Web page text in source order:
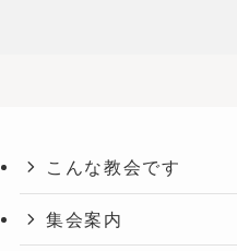
こんな教会です
集会案内